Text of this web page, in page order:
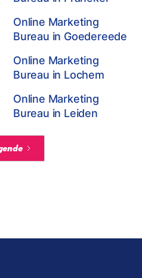
Online Marketing
Bureau in Goedereede
Online Marketing
Bureau in Lochem
Online Marketing
Bureau in Leiden